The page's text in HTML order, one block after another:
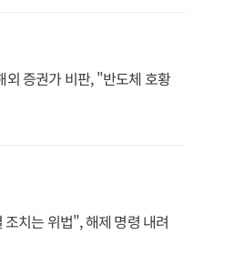
외 증권가 비판, "반도체 호황
치는 위법", 해제 명령 내려